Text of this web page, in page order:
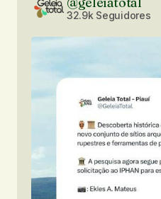
32.9k Seguidores